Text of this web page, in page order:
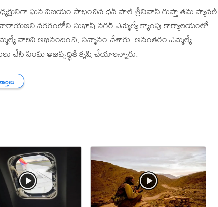
ఘన విజయం సాధించిన ధన్ పాల్ శ్రీనివాస్ గుప్తా తమ ప్యానల్
నగరంలోని సుభాష్ నగర్ ఎమ్మెల్యే క్యాంపు కార్యాలయంలో
వారిని అభినందించి, సన్మానం చేశారు. అనంతరం ఎమ్మెల్యే
చేసి సంఘ అభివృద్ధికి కృషి చేయాలన్నారు.